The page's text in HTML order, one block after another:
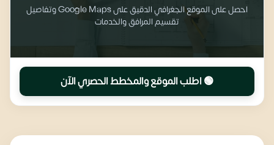
احصل على الموقع الجغرافي الدقيق على Google Maps وتفاصيل
تقسيم المرافق والخدمات
🟢 اطلب الموقع والمخطط الحصري الآن